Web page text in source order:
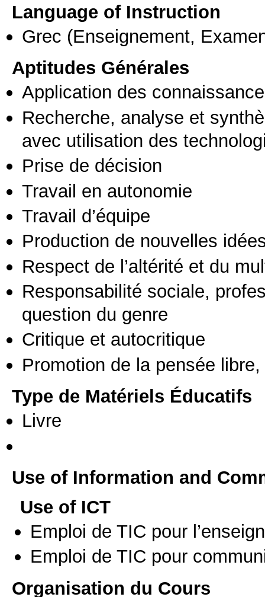
Language of Instruction
Grec (Enseignement,
Aptitudes Générales
Application des
Recherche, analyse et
avec utilisation des
Prise de décision
Travail en autonomie
Travail d’équipe
Production de nouvelles
Respect de l’altérité et du
Responsabilité sociale,
question du genre
Critique et autocritique
Promotion de la pensée
Type de Matériels Éducatifs
Livre
Use of Information and
Use of ICT
Emploi de TIC pour
Emploi de TIC pour
Organisation du Cours